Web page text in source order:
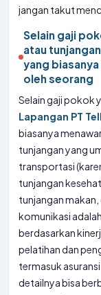
jangan takut
Selain gaji
atau
yang
oleh seorang
Selain gaji pokok
Lapangan PT
biasanya
tunjangan yang
transportasi
tunjangan
tunjangan makan,
komunikasi
berdasarkan
pelatihan dan
termasuk
detailnya bisa